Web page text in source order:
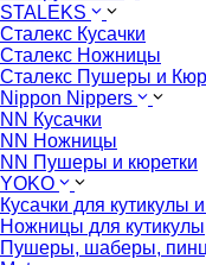
STALEKS
Сталекс Кусачки
Сталекс Ножницы
Сталекс Пушеры и
Nippon Nippers
NN Кусачки
NN Ножницы
NN Пушеры и кюретки
YOKO
Кусачки для кутикулы
Ножницы для кутикулы
Пушеры, шаберы,